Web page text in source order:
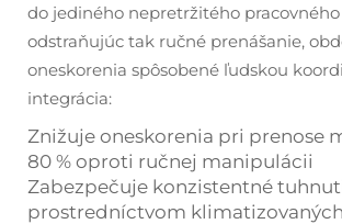
do jediného nepretržitého
odstraňujúc tak ručné prenášanie,
oneskorenia spôsobené ľudskou
integrácia:
Znižuje oneskorenia pri prenose
80 % oproti ručnej manipulácii
Zabezpečuje konzistentné
prostredníctvom